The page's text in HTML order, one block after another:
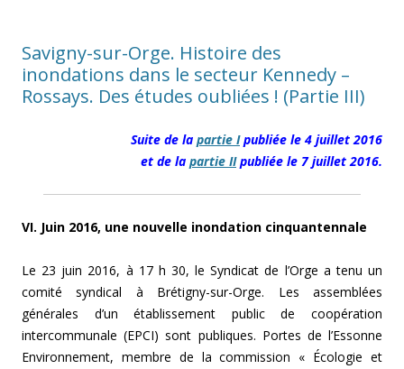
Savigny-sur-Orge. Histoire des
inondations dans le secteur Kennedy –
Rossays. Des études oubliées ! (Partie III)
Suite de la partie Ipubliée le 4 juillet 2016
et de la partie IIpubliée le 7 juillet 2016.
VI. Juin 2016, une nouvelle inondation cinquantennale
Le 23 juin 2016, à 17 h 30, le Syndicat de l’Orge a tenu un
comité syndical à Brétigny-sur-Orge. Les assemblées
générales d’un établissement public de coopération
intercommunale (EPCI) sont publiques. Portes de l’Essonne
Environnement, membre de la commission « Écologie et